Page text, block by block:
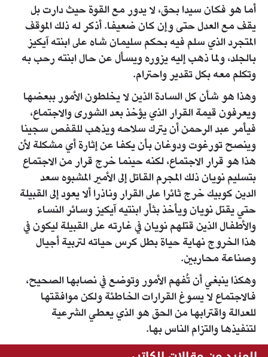
أما هو فكان سيدا بحق، لا يدور مع القوة حيث دارت بل
يقف مع العدل حتى وإن كان ضعيفا. أذكر له ذلك الموقف
المتجرد الذي سلم فيه بحكم سليمان شاه على ابنته آيكيز
بالجلد، ولما ذهب إليه يزوره ويسأل عن حال ابنته رحب به
وتكلم معه بكل تقدير واحترام.
وهذا هو شأن كل السادة الذين لا يخلطون الأمور ببعضها
ويعرفون قيمة القرار الذي يؤخذ بعد الشورى والاجتماع،
فيأمر عبد الرحمن أن يترك سلاحه ويذهب للقفص سجينا
وينصح تورغوت ودوغان بأن يكفا عن إثارة أي مشكلة لأن
هذا هو قرار الاجتماع، لكنه حينما خرج قرار من الاجتماع
بتسليم نويان ذلك المجرم القاتل إلى الأمير المشبوه سعد
الدين كوبيك خرج ثائرا على القرار وناذرا ألا يعود إلى القبيلة
حتي يقتل نويان ويأخذ بثأر ابنتيه آيكيز وسائر النساء
والأطفال الذين قتلهم نويان في غارته على القبيلة ليكون في
هذا الخروج نهاية حياة بطل كرس حياته لتربية أجيال
وصناعة محاربين.
وهكذا ينبغي أن تُفهم الأمور وتوضع في نصابها الصحيح،
فالاجتماع لا يسوغ القرارات الخاطئة ولكن موافقتها
للعدالة واقترابها من الحق هو الذي يعطي الشرعية
لتنفيذها والتزام الناس بها.